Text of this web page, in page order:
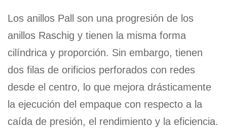
Los anillos Pall son una progresión de los
anillos Raschig y tienen la misma forma
cilíndrica y proporción. Sin embargo, tienen
dos filas de orificios perforados con redes
desde el centro, lo que mejora drásticamente
la ejecución del empaque con respecto a la
caída de presión, el rendimiento y la eficiencia.